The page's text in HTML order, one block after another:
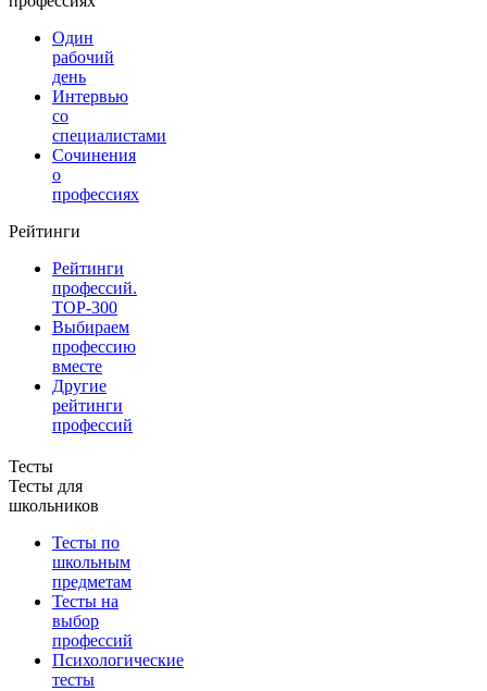
Один
рабочий
день
Интервью
со
специалистами
Сочинения
о
профессиях
Рейтинги
Рейтинги
профессий.
TOP-300
Выбираем
профессию
вместе
Другие
рейтинги
профессий
Тесты
Тесты для
школьников
Тесты по
школьным
предметам
Тесты на
выбор
профессий
Психологические
тесты